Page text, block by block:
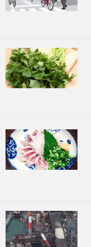
ثقافة
لايف ستايل
إعلان